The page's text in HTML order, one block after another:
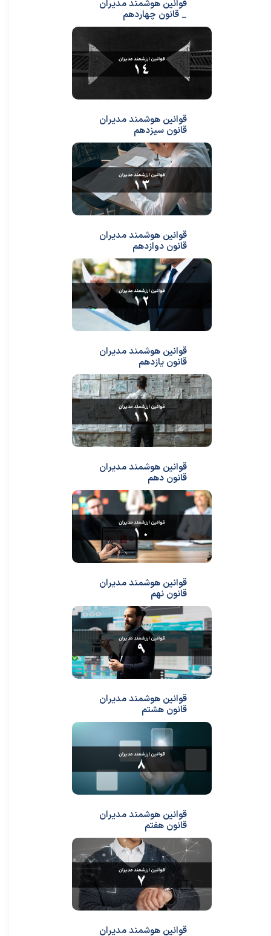
قوانین هوشمند مدیران
_ قانون چهاردهم
قوانین هوشمند مدیران
قانون سیزدهم
قوانین هوشمند مدیران
قانون دوازدهم
قوانین هوشمند مدیران
قانون یازدهم
قوانین هوشمند مدیران
قانون دهم
قوانین هوشمند مدیران
قانون نهم
قوانین هوشمند مدیران
قانون هشتم
قوانین هوشمند مدیران
قانون هفتم
قوانین هوشمند مدیران